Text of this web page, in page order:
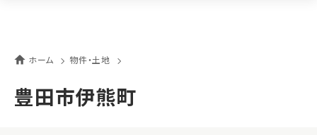
ホーム 物件・土地
豊田市伊熊町